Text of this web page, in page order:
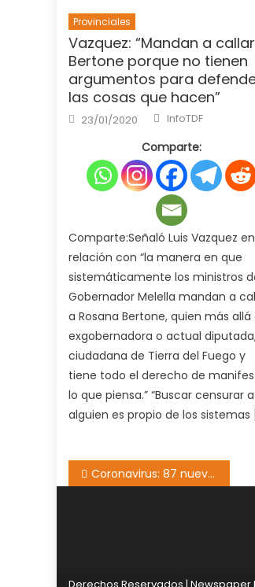
Provinciales
Vazquez: “Mandan a
Bertone porque no tienen
argumentos para
las cosas que hacen”
Posted
on
23/01/2020 Author
InfoTDF
Comparte:
Comparte:Señaló Luis Vazquez en
relación con “la manera en que
sistemáticamente los ministros
Gobernador Melella mandan a
a Rosana Bertone, quien más allá
exgobernadora o actual
ciudadana de Tierra del Fuego y
tiene todo el derecho de
lo que piensa.” “Buscar censurar a
alguien es propio de los sistemas
Navegación
Coronavirus: 87 nuevos casos y 4 fallecidos en Ushuaia
Derechos Reservados | Newspaper